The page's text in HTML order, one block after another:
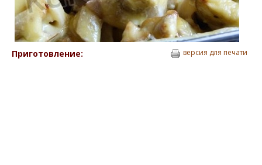
Приготовление: версия для печати